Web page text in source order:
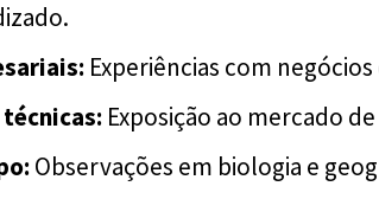
Experiências com
Exposição ao mercado
Observações em biologia e